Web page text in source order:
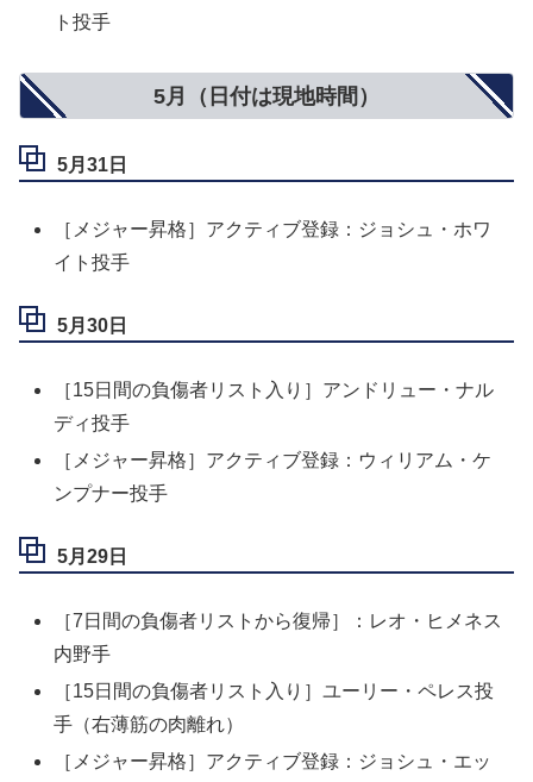
ト投手
5月（日付は現地時間）
5月31日
［メジャー昇格］アクティブ登録：ジョシュ・ホワ
イト投手
5月30日
［15日間の負傷者リスト入り］アンドリュー・ナル
ディ投手
［メジャー昇格］アクティブ登録：ウィリアム・ケ
ンプナー投手
5月29日
［7日間の負傷者リストから復帰］：レオ・ヒメネス
内野手
［15日間の負傷者リスト入り］ユーリー・ペレス投
手（右薄筋の肉離れ）
［メジャー昇格］アクティブ登録：ジョシュ・エッ